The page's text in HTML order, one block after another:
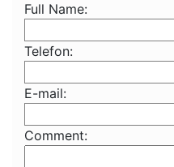
Full Name:
Telefon:
E-mail:
Comment: